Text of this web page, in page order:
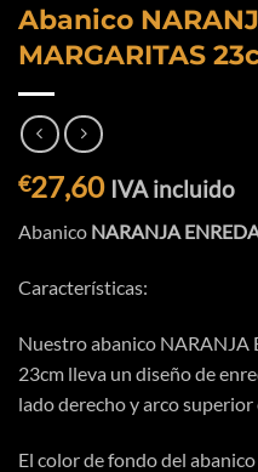
Abanico
MARGARITAS
€27,60 IVA incluido
Abanico NARANJA
Características:
Nuestro abanico NARANJA
23cm lleva un diseño de
lado derecho y arco
El color de fondo del abanico